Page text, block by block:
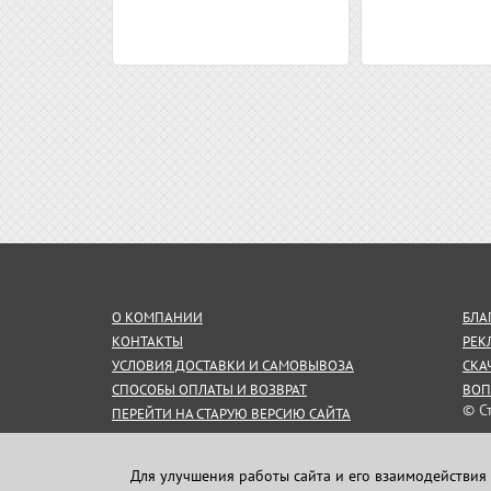
О КОМПАНИИ
КОНТАКТЫ
УСЛОВИЯ ДОСТАВКИ И САМОВЫВОЗА
СПОСОБЫ ОПЛАТЫ И ВОЗВРАТ
ПЕРЕЙТИ НА СТАРУЮ ВЕРСИЮ САЙТА
СОГЛАШЕНИЕ НА ОБРАБОТКУ
©
Для улучшения работы сайта и его